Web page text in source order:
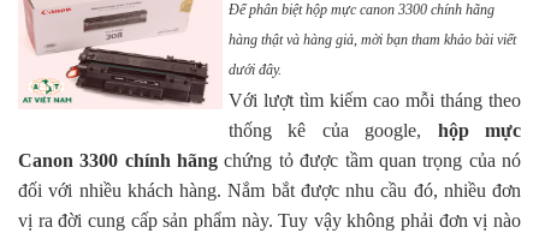
Để phân biệt hộp mực canon 3300 chính hãng
hàng thật và hàng giả, mời bạn tham khảo bài viết
dưới đây.
Với lượt tìm kiếm cao mỗi tháng theo
thống kê của google, hộp mực
Canon 3300 chính hãng chứng tỏ được tầm quan trọng của nó
đối với nhiều khách hàng. Nắm bắt được nhu cầu đó, nhiều đơn
vị ra đời cung cấp sản phẩm này. Tuy vậy không phải đơn vị nào